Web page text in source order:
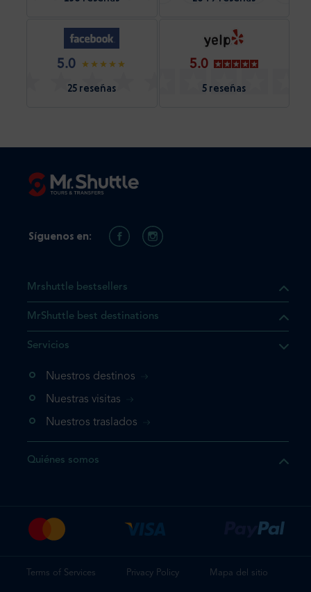
5.0
25 reseñas
5.0
5 reseñas
el producto que busca ya
vaya directamente a su
su reserva.
una vez
Mrshuttle bestsellers
MrShuttle best destinations
Servicios
Nuestros destinos
Nuestras visitas
Nuestros traslados
Quiénes somos
Síguenos en:
Terms of Services Privacy Policy Mapa del sitio